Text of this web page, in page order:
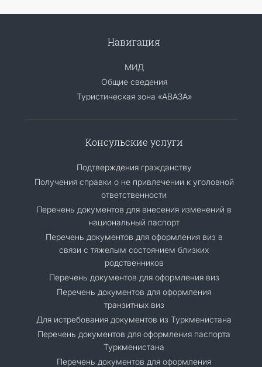
Навигация
МИД
Общие сведения
Туристическая зона «АВАЗА»
Консульские услуги
Подтверждения гражданству
Получения справки о не привлечении к уголовной
ответственности
Перечень документов для внесения изменений в
национальный паспорт
Перечень документов для оформления виз в
связи с тяжелым состоянием близких
родственников
Перечень документов для оформления виз
Перечень документов для оформления
транзитных виз
Для истребования документов из Туркменистана
Перечень документов для оформления паспорта
Туркменистана
Перечень документов для оформления